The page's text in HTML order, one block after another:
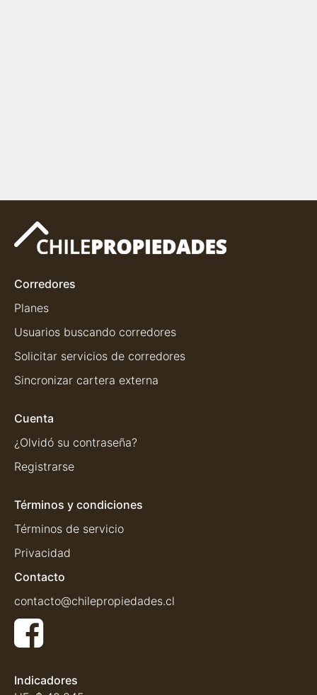
Corredores
Planes
Usuarios buscando corredores
Solicitar servicios de corredores
Sincronizar cartera externa
Cuenta
¿Olvidó su contraseña?
Registrarse
Términos y condiciones
Términos de servicio
Privacidad
Contacto
contacto@chilepropiedades.cl
Indicadores